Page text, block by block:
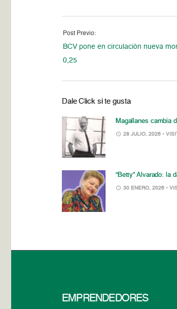
Post Previo:
BCV pone en circulación nueva
0,25
Dale Click si te gusta
Magallanes cambia
28 JULIO, 2026 •
“Betty” Alvarado: la
30 ENERO, 2026 •
EMPRENDEDORES